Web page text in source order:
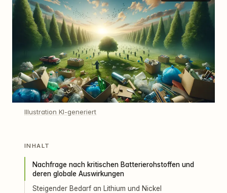
Illustration KI-generiert
INHALT
Nachfrage nach kritischen Batterierohstoffen und
deren globale Auswirkungen
Steigender Bedarf an Lithium und Nickel